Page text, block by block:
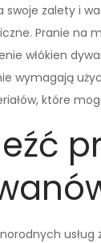
swoje zalety i
Pranie na
włókien
wymagają
które